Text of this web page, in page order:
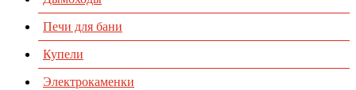
Печи для бани
Купели
Электрокаменки